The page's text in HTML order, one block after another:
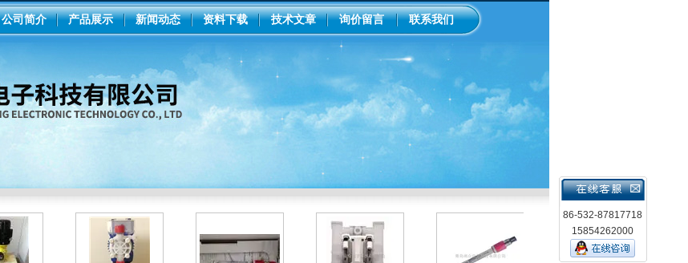
公司简介 产品展示 新闻动态 资料下载 技术文章 询价留言 联系我们
86-532-87817718
15854262000